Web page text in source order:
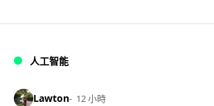
人工智能
Lawton 12 小時